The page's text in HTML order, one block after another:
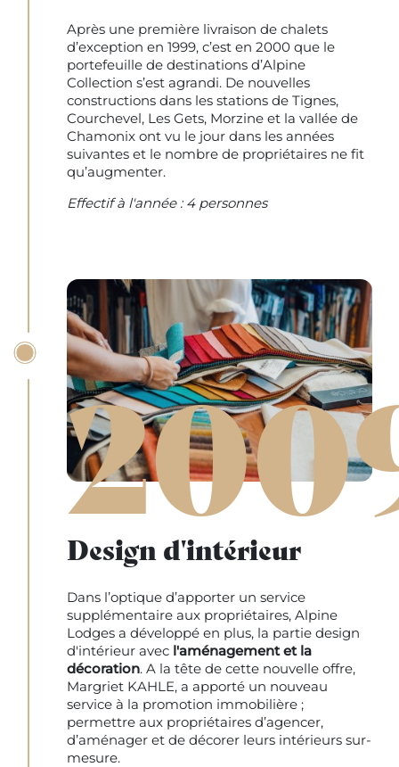
Après une première livraison de chalets
d’exception en 1999, c’est en 2000 que le
portefeuille de destinations d’Alpine
Collection s’est agrandi. De nouvelles
constructions dans les stations de Tignes,
Courchevel, Les Gets, Morzine et la vallée de
Chamonix ont vu le jour dans les années
suivantes et le nombre de propriétaires ne fit
qu’augmenter.
Effectif à l'année : 4 personnes
Design d'intérieur
Dans l’optique d’apporter un service
supplémentaire aux propriétaires, Alpine
Lodges a développé en plus, la partie design
d'intérieur avec l'aménagement et la
décoration. A la tête de cette nouvelle offre,
Margriet KAHLE, a apporté un nouveau
service à la promotion immobilière ;
permettre aux propriétaires d’agencer,
d’aménager et de décorer leurs intérieurs sur-
mesure.